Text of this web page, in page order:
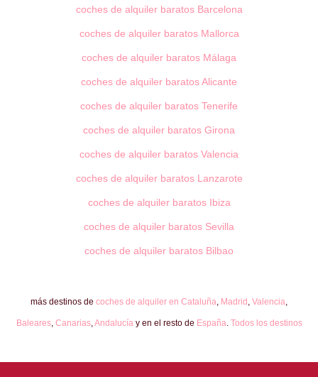
coches de alquiler baratos Barcelona
coches de alquiler baratos Mallorca
coches de alquiler baratos Málaga
coches de alquiler baratos Alicante
coches de alquiler baratos Tenerife
coches de alquiler baratos Girona
coches de alquiler baratos Valencia
coches de alquiler baratos Lanzarote
coches de alquiler baratos Ibiza
coches de alquiler baratos Sevilla
coches de alquiler baratos Bilbao
más destinos de coches de alquiler en Cataluña, Madrid , Valencia,
Baleares, Canarias,Andalucíay en el resto de España. Todos los destinos